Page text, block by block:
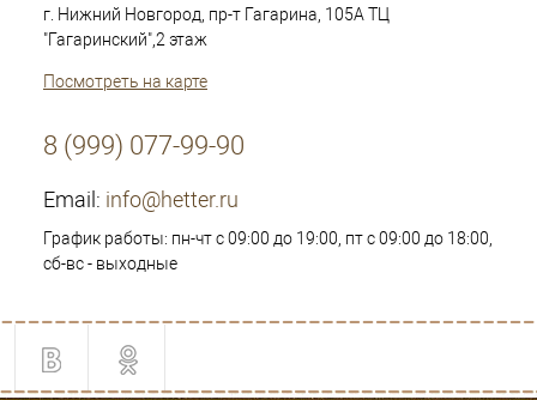
г. Нижний Новгород, пр-т Гагарина, 105А ТЦ
"Гагаринский",2 этаж
Посмотреть на карте
8 (999) 077-99-90
Email: info@hetter.ru
График работы: пн-чт с 09:00 до 19:00, пт с 09:00 до 18:00,
сб-вс - выходные